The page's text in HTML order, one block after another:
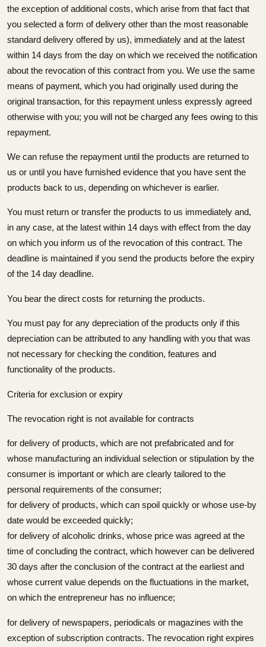
the exception of additional costs, which arise from that fact that
you selected a form of delivery other than the most reasonable
standard delivery offered by us), immediately and at the latest
within 14 days from the day on which we received the notification
about the revocation of this contract from you. We use the same
means of payment, which you had originally used during the
original transaction, for this repayment unless expressly agreed
otherwise with you; you will not be charged any fees owing to this
repayment.
We can refuse the repayment until the products are returned to
us or until you have furnished evidence that you have sent the
products back to us, depending on whichever is earlier.
You must return or transfer the products to us immediately and,
in any case, at the latest within 14 days with effect from the day
on which you inform us of the revocation of this contract. The
deadline is maintained if you send the products before the expiry
of the 14 day deadline.
You bear the direct costs for returning the products.
You must pay for any depreciation of the products only if this
depreciation can be attributed to any handling with you that was
not necessary for checking the condition, features and
functionality of the products.
Criteria for exclusion or expiry
The revocation right is not available for contracts
for delivery of products, which are not prefabricated and for
whose manufacturing an individual selection or stipulation by the
consumer is important or which are clearly tailored to the
personal requirements of the consumer;
for delivery of products, which can spoil quickly or whose use-by
date would be exceeded quickly;
for delivery of alcoholic drinks, whose price was agreed at the
time of concluding the contract, which however can be delivered
30 days after the conclusion of the contract at the earliest and
whose current value depends on the fluctuations in the market,
on which the entrepreneur has no influence;
for delivery of newspapers, periodicals or magazines with the
exception of subscription contracts. The revocation right expires